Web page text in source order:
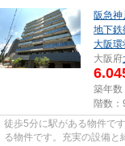
阪急神
地下鉄
大阪環
大阪府
築年数
階数：
徒歩5分に駅がある物件で
る物件です。充実の設備と